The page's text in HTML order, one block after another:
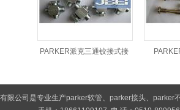
PARKER派克三通铰接式接
限公司是专业生产parker软管、parker接头、parker